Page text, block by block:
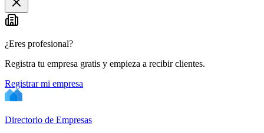
¿Eres profesional?
Registra tu empresa gratis y empieza a recibir clientes.
Registrar mi empresa
Directorio de Empresas